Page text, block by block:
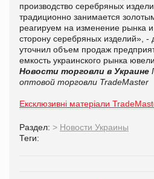
производство серебряных
традиционно занимается
реагируем на изменение рынка
сторону серебряных изделий», -
уточнил объем продаж
емкость украинского рынка
Новости торговли в Украине
оптовой торговли TradeMaster
Ексклюзивні матеріали
Раздел: > Новости Украины
Теги: